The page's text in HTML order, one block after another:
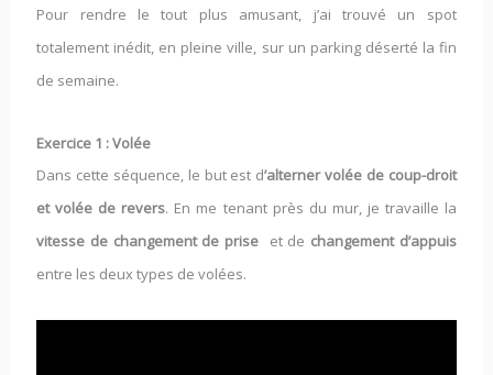
Pour rendre le tout plus amusant, j’ai trouvé un spot
totalement inédit, en pleine ville, sur un parking déserté la fin
de semaine.
Exercice 1 : Volée
Dans cette séquence, le but est d’alterner volée de coup-droit
et volée de revers. En me tenant près du mur, je travaille la
vitesse de changement de prise
et de changement d’appuis
entre les deux types de volées.